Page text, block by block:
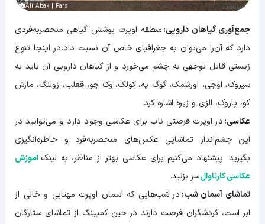
Ali Abak | Fars
جمع‌آوری گیاهان دارویی:منطقه اوپرت پوشش گیاهی منحصر‌به‌فردی
دارد که آن‌را می‌توان به جغرافیای خاص آن نسبت داد. در اینجا تنوع
زیستی قابل توجهی به چشم می‌خورد و از گیاهان دارویی آن باید به
سیروک، اوجی، اورشمک، گوگ په، کولک، اوک چو، قعلب، زولنگ، مازش
کو، پاروک، الزی و زیره اشاره کرد.
عکاسی:در اوپرت فرصتی ناب برای عکاسی وجود دارد و می‌توانید در
این چشم‌انداز تماشایی عکس‌های منحصر‌به‌فرد و خاطره‌انگیزی
بگیرید. پیشنهاد می‌کنیم برای عکاسی بهتر از مناظر، به لینکآموزش
عکاسی کارناوالسر بزنید.
تماشای آسمان شب: در شب‌هایی که آسمان اوپرت مهتابی و خالی از
ابر است، گردشگران فرصت دارند در حین کمپینگ از تماشای ستارگان